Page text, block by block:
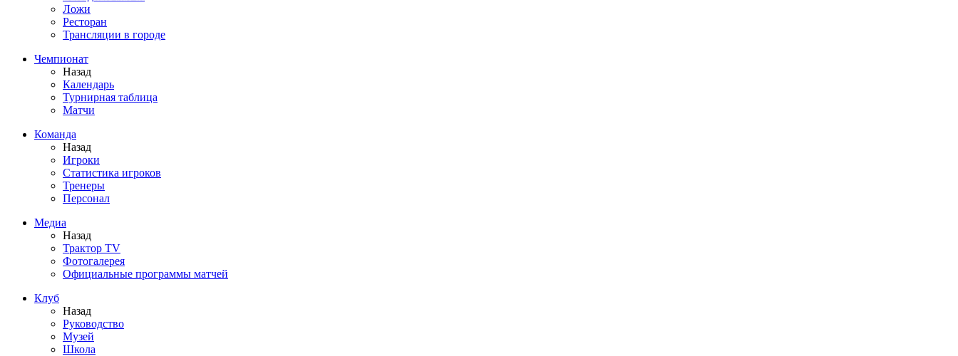
Ложи
Ресторан
Трансляции в городе
Чемпионат
Назад
Календарь
Турнирная таблица
Матчи
Команда
Назад
Игроки
Статистика игроков
Тренеры
Персонал
Медиа
Назад
Трактор TV
Фотогалерея
Официальные программы матчей
Клуб
Назад
Руководство
Музей
Школа